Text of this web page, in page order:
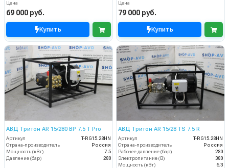
Цена
69 000 руб.
Купить
Цена
79 000 руб.
Купить
АВД Тритон AR 15/280 BP 7.5 T Pro
Артикул
T-RG15.28HN
Страна-производитель
Россия
Мощность (кВт)
7.5
Давление (бар)
280
АВД Тритон AR 15/28 TS 7.5 R
Артикул
T-RG15.28HN
Страна-производитель
Россия
Рабочее давление (бар)
280
Электропитание (В)
380
Мощность (кВт)
6.3